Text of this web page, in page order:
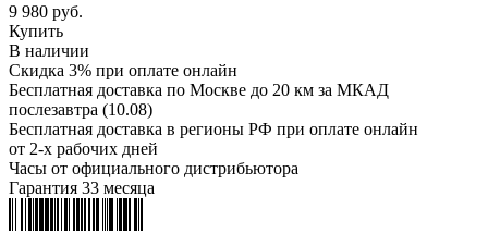
9 980 руб.
Купить
В наличии
Скидка 3% при оплате онлайн
Бесплатная доставка по Москве до 20 км за МКАД
послезавтра (10.08)
Бесплатная доставка в регионы РФ при оплате онлайн
от 2-х рабочих дней
Часы от официального дистрибьютора
Гарантия 33 месяца